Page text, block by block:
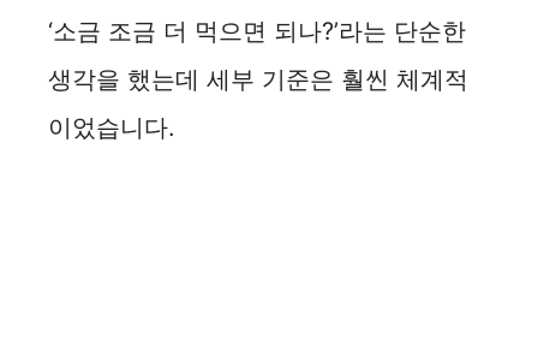
‘소금 조금 더 먹으면 되나?’라는 단순한
생각을 했는데 세부 기준은 훨씬 체계적
이었습니다.